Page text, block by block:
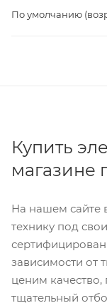
По умолчанию
Купить
магазине
На нашем сайте
технику под
зависимости от
ценим
тщательный